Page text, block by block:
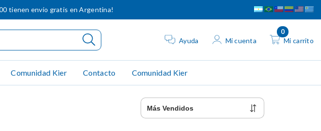
tienen envío gratis en Argentina!
Ayuda Mi cuenta Mi carrito
0
Comunidad Kier Contacto Comunidad Kier